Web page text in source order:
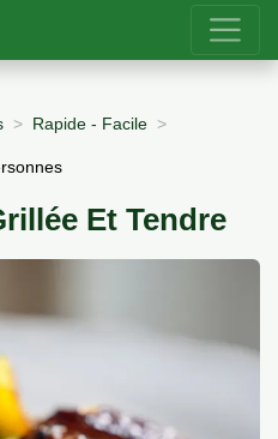
Rapide - Facile
Et Tendre